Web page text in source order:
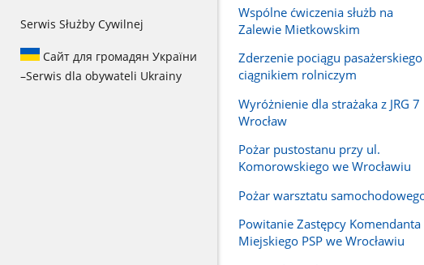
Serwis Służby Cywilnej
Сайт для громадян України
–Serwis dla obywateli Ukrainy
Wspólne ćwiczenia służb na
Zalewie Mietkowskim
Zderzenie pociągu
ciągnikiem rolniczym
Wyróżnienie dla strażaka z JRG 7
Wrocław
Pożar pustostanu przy ul.
Komorowskiego we Wrocławiu
Pożar warsztatu
Powitanie Zastępcy Komendanta
Miejskiego PSP we Wrocławiu